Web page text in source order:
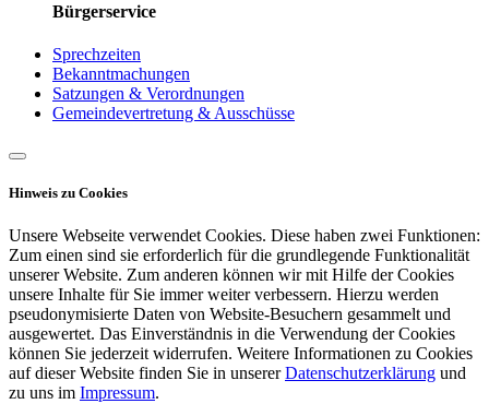
Bürgerservice
Sprechzeiten
Bekanntmachungen
Satzungen & Verordnungen
Gemeindevertretung & Ausschüsse
Hinweis zu Cookies
Unsere Webseite verwendet Cookies. Diese haben zwei Funktionen:
Zum einen sind sie erforderlich für die grundlegende Funktionalität
unserer Website. Zum anderen können wir mit Hilfe der Cookies
unsere Inhalte für Sie immer weiter verbessern. Hierzu werden
pseudonymisierte Daten von Website-Besuchern gesammelt und
ausgewertet. Das Einverständnis in die Verwendung der Cookies
können Sie jederzeit widerrufen. Weitere Informationen zu Cookies
auf dieser Website finden Sie in unsererDatenschutzerklärung und
zu uns im Impressum.